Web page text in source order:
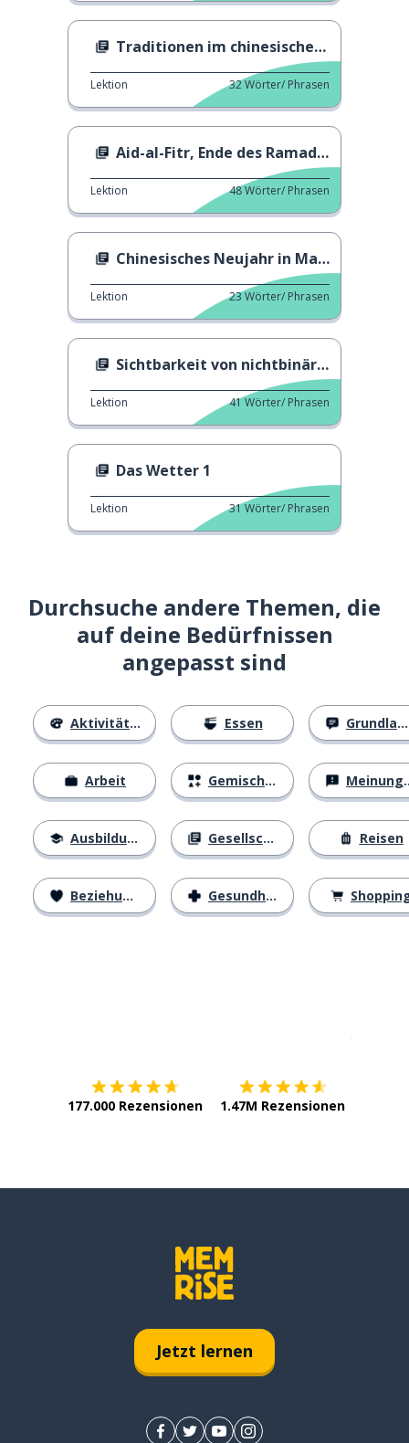
Traditionen im chinesischen Neujahr
Lektion 32Wörter/ Phrasen
Aid-al-Fitr, Ende des Ramadan
Lektion 48Wörter/ Phrasen
Chinesisches Neujahr in Madrid
Lektion 23Wörter/ Phrasen
Sichtbarkeit von nichtbinären Personen
Lektion 41Wörter/ Phrasen
Das Wetter 1
Lektion 31Wörter/ Phrasen
Durchsuche andere Themen, die
auf deine Bedürfnissen
angepasst sind
Aktivitäten
Arbeit
Ausbildung
Beziehungen
Essen
Gemischtes
Gesellschaft
Gesundheit
Grundlagen
Meinungen
Reisen
177.000 Rezensionen 1.47M Rezensionen
Jetzt lernen